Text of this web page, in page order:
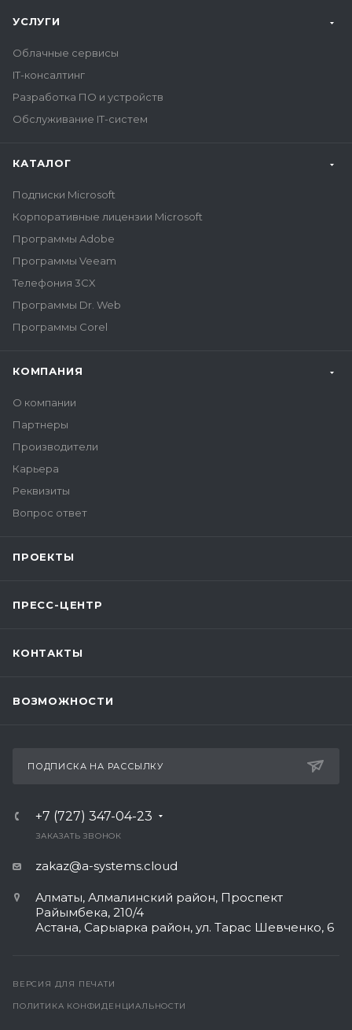
УСЛУГИ
Облачные сервисы
IT-консалтинг
Разработка ПО и устройств
Обслуживание IT-систем
КАТАЛОГ
Подписки Microsoft
Корпоративные лицензии Microsoft
Программы Adobe
Программы Veeam
Телефония 3CX
Программы Dr. Web
Программы Corel
КОМПАНИЯ
О компании
Партнеры
Производители
Карьера
Реквизиты
Вопрос ответ
ПРОЕКТЫ
ПРЕСС-ЦЕНТР
КОНТАКТЫ
ВОЗМОЖНОСТИ
ПОДПИСКА НА РАССЫЛКУ
+7 (727) 347-04-23
ЗАКАЗАТЬ ЗВОНОК
zakaz@a-systems.cloud
Алматы, ​Алмалинский район, Проспект
Райымбека, 210/4
Астана, Сарыарка район, ул. Тарас Шевченко, 6​
ВЕРСИЯ ДЛЯ ПЕЧАТИ
ПОЛИТИКА КОНФИДЕНЦИАЛЬНОСТИ